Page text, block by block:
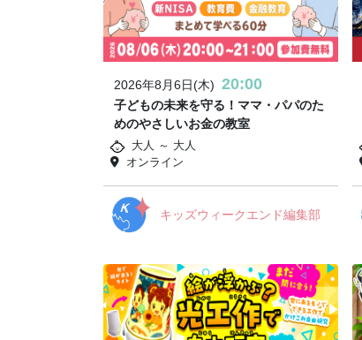
2026年8月6日(木) 20:00
子どもの未来を守る！ママ・パパのた
めのやさしいお金の教室
大人 ～ 大人
オンライン
キッズウィークエンド編集部